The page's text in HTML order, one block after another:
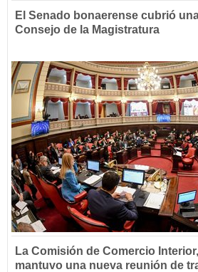
El Senado bonaerense cubrió
Consejo de la Magistratura
La Comisión de Comercio
mantuvo una nueva reunión de